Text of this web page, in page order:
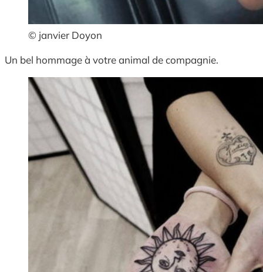
© janvier Doyon
Un bel hommage à votre animal de compagnie.